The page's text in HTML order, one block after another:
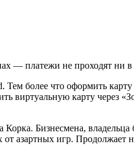
— платежи не проходят ни
Тем более что оформить
виртуальную карту
Бизнесмена,
азартных игр.